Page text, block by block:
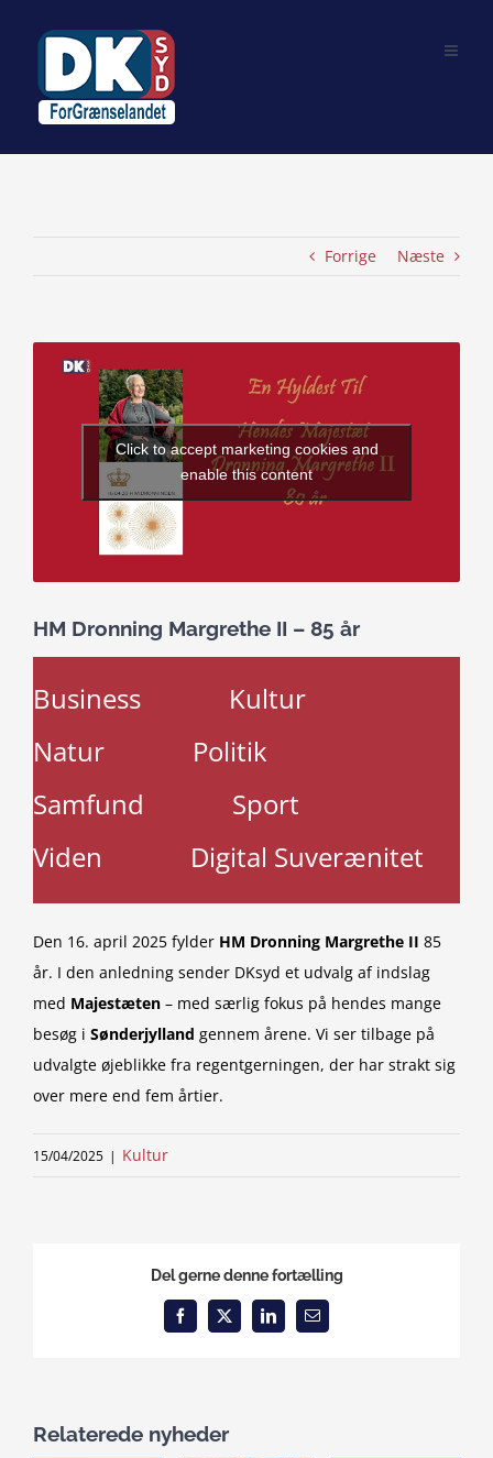
Forrige Næste
View
Click to accept marketing cookies and
enable this content
HM Dronning Margrethe II – 85 år
Business
Kultur
Natur
Politik
Samfund
Sport
Viden
Digital Suverænitet
Den 16. april 2025 fylder HM Dronning Margrethe II 85
år. I den anledning sender DKsyd et udvalg af indslag
med Majestæten – med særlig fokus på hendes mange
besøg i Sønderjylland gennem årene. Vi ser tilbage på
udvalgte øjeblikke fra regentgerningen, der har strakt sig
over mere end fem årtier.
15/04/2025 | Kultur
Del gerne denne fortælling
Facebook
X LinkedInEmail
Relaterede nyheder